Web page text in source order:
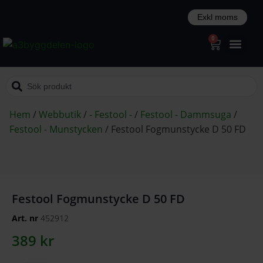
0
Hem /Webbutik/ - Festool -/ Festool - Dammsuga /
Festool - Munstycken / Festool Fogmunstycke D 50 FD
Festool Fogmunstycke D 50 FD
Art. nr 452912
389 kr